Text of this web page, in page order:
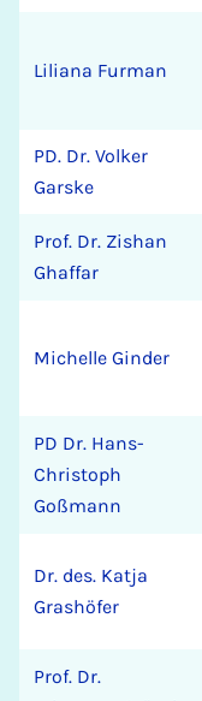
Liliana Furman
PD. Dr. Volker
Garske
Prof. Dr. Zishan
Ghaffar
Michelle Ginder
PD Dr. Hans-
Christoph
Goßmann
Dr. des. Katja
Grashöfer
Prof. Dr.